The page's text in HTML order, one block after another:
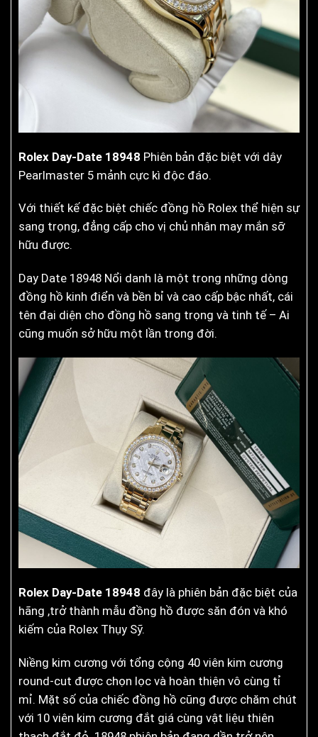
Rolex Day-Date 18948 Phiên bản đặc biệt với dây
Pearlmaster 5 mảnh cực kì độc đáo.
Với thiết kế đặc biệt chiếc đồng hồ Rolex thể hiện sự
sang trọng, đẳng cấp cho vị chủ nhân may mắn sỡ
hữu được.
Day Date 18948 Nổi danh là một trong những dòng
đồng hồ kinh điển và bền bỉ và cao cấp bậc nhất, cái
tên đại diện cho đồng hồ sang trọng và tinh tế – Ai
cũng muốn sở hữu một lần trong đời.
Rolex Day-Date 18948 đây là phiên bản đặc biệt của
hãng ,trở thành mẫu đồng hồ được săn đón và khó
kiếm của Rolex Thụy Sỹ.
Niềng kim cương với tổng cộng 40 viên kim cương
round-cut được chọn lọc và hoàn thiện vô cùng tỉ
mỉ. Mặt số của chiếc đồng hồ cũng được chăm chút
với 10 viên kim cương đắt giá cùng vật liệu thiên